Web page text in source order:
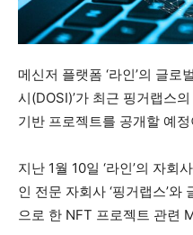
메신저 플랫폼 ‘라인’의 글로
시(DOSI)’가 최근 핑거랩스
기반 프로젝트를 공개할 예
지난 1월 10일 ‘라인’의 자회
인 전문 자회사 ‘핑거랩스’와
으로 한 NFT 프로젝트 관련